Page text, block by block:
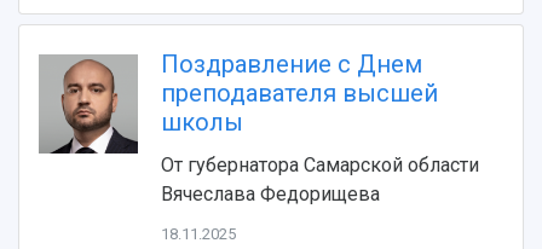
Музеи
Учебный аэродром
Центр истории авиационных двигателей
Ботанический сад
Умный дом бабочек
Международный межвузовский кампус
Поздравление с Днем
преподавателя высшей
школы
От губернатора Самарской области
Вячеслава Федорищева
18.11.2025